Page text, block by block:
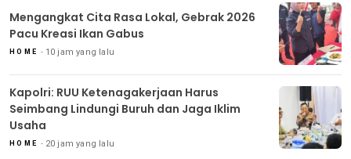
Mengangkat Cita Rasa Lokal, Gebrak 2026
Pacu Kreasi Ikan Gabus
HOME 10 jam yang lalu
Kapolri: RUU Ketenagakerjaan Harus
Seimbang Lindungi Buruh dan Jaga Iklim
Usaha
HOME 20 jam yang lalu